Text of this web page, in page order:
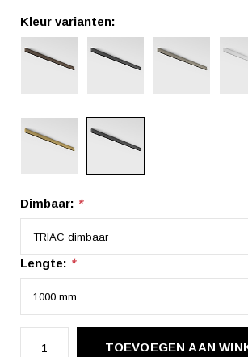
Kleur varianten:
Dimbaar: *
Lengte: *
TOEVOEGEN AAN